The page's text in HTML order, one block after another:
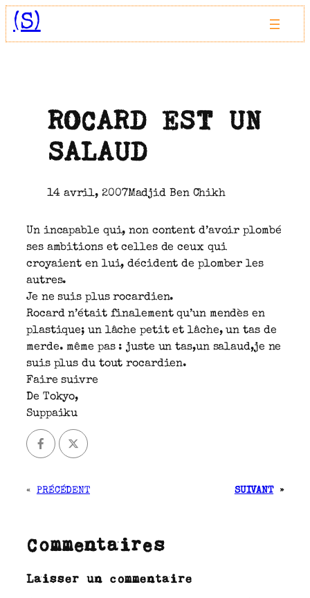
Aller
au(S)
ROCARD EST UN
SALAUD
14 avril, 2007Madjid Ben Chikh
Un incapable qui, non content d’avoir plombé
ses ambitions et celles de ceux qui
croyaient en lui, décident de plomber les
autres.
Je ne suis plus rocardien.
Rocard n’était finalement qu’un mendès en
plastique; un lâche petit et lâche, un tas de
merde. même pas : juste un tas,un salaud,je ne
suis plus du tout rocardien.
Faire suivre
De Tokyo,
Suppaiku
« PRÉCÉDENT SUIVANT »
Commentaires
Laisser un commentaire